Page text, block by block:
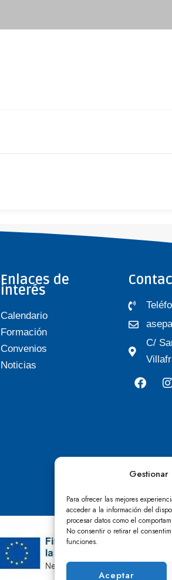
Para ofrecer las mejores
acceder a la información del
procesar datos como el
No consentir o retirar el
funciones.
Aceptar
Enlaces de
interés
Calendario
Formación
Convenios
Noticias
C/